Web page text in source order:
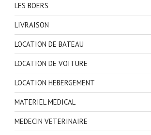
LES BOERS
LIVRAISON
LOCATION DE BATEAU
LOCATION DE VOITURE
LOCATION HEBERGEMENT
MATERIEL MEDICAL
MEDECIN VETERINAIRE